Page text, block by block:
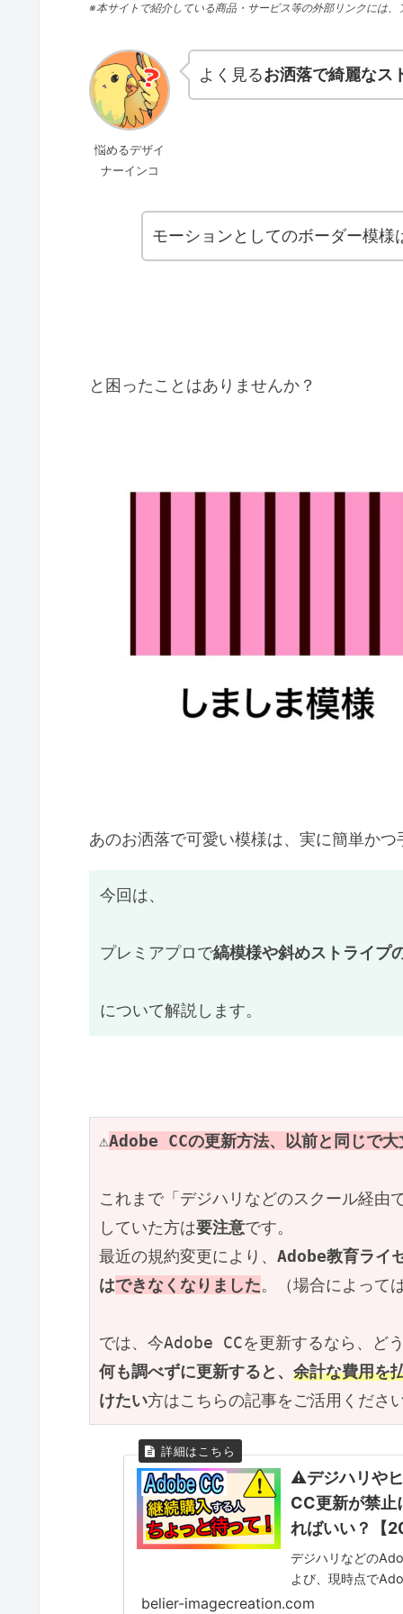
※本サイトで紹介している商品・サービス等の外部リンクには、
悩めるデザイ
ナーインコ
よく見るお洒落で綺麗なス
モーションとしてのボーダー模様
と困ったことはありませんか？
あのお洒落で可愛い模様は、実に簡単かつ
今回は、
プレミアプロで縞模様や斜めストライプ
について解説します。
⚠️Adobe CCの更新方法、以前と同じで大
これまで「デジハリなどのスクール経由
していた方は要注意です。
最近の規約変更により、 Adobe教育ライ
はできなくなりました。（場合によって
では、今Adobe CCを更新するなら、ど
何も調べずに更新すると、 余計な費用を
けたい方はこちらの記事をご活用ください
⚠デジハリや
CC更新が禁止
ればいい？【
デジハリなどの
よび、現時点で
belier-imagecreation.com